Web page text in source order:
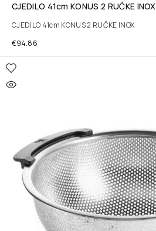
CJEDILO 41cm KONUS 2 RUČKE INOX
CJEDILO 41cm KONUS 2 RUČKE INOX
€94.86